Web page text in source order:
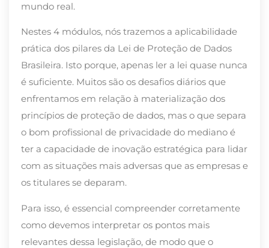
mundo real.
Nestes 4 módulos, nós trazemos a aplicabilidade
prática dos pilares da Lei de Proteção de Dados
Brasileira. Isto porque, apenas ler a lei quase nunca
é suficiente. Muitos são os desafios diários que
enfrentamos em relação à materialização dos
princípios de proteção de dados, mas o que separa
o bom profissional de privacidade do mediano é
ter a capacidade de inovação estratégica para lidar
com as situações mais adversas que as empresas e
os titulares se deparam.
Para isso, é essencial compreender corretamente
como devemos interpretar os pontos mais
relevantes dessa legislação, de modo que o